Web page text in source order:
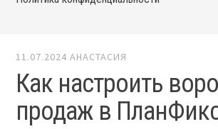
11.07.2024 АНАСТАСИЯ
Как настроить
продаж в